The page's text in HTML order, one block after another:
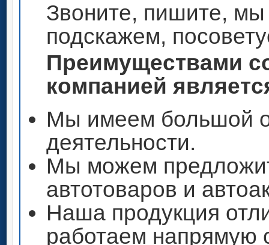
Звоните, пишите, мы
подскажем,
Преимуществами
компанией
Мы имеем большой
деятельности.
Мы можем
автотоваров и
Наша продукция
работаем напрямую